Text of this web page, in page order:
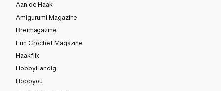
Aan de Haak
Amigurumi Magazine
Breimagazine
Fun Crochet Magazine
Haakflix
HobbyHandig
Hobbyou